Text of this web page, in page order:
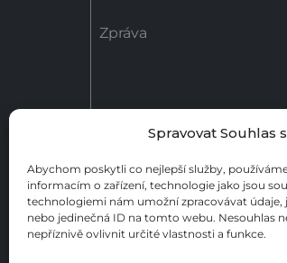
Spravovat Souhlas
Abychom poskytli co nejlepší služby,
informacím o zařízení, technologie jako jsou
technologiemi nám umožní zpracovávat údaje,
nebo jedinečná ID na tomto webu. Nesouhlas
nepříznivě ovlivnit určité vlastnosti a funkce.
Zpráva
Poslat zprávu